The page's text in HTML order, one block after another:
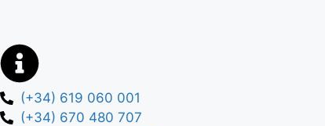
(+34) 619 060 001
(+34) 670 480 707